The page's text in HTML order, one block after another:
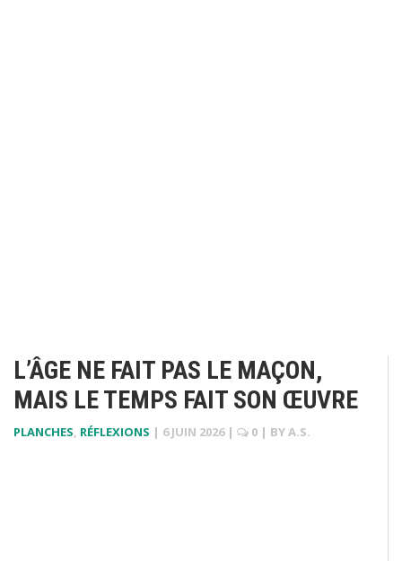
L’ÂGE NE FAIT PAS LE MAÇON,
MAIS LE TEMPS FAIT SON ŒUVRE
PLANCHES, RÉFLEXIONS | 6 JUIN 2026 | 0 | BYA.S.